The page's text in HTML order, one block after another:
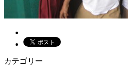
カテゴリー